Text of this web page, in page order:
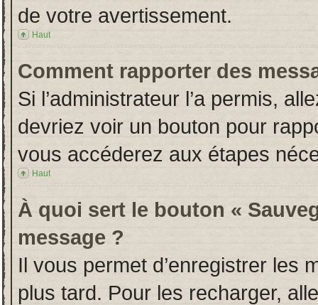
de votre avertissement.
Haut
Comment rapporter des
Si l’administrateur l’a permis,
devriez voir un bouton pour
vous accéderez aux étapes
Haut
À quoi sert le bouton «
message ?
Il vous permet d’enregistrer les
plus tard. Pour les recharger,